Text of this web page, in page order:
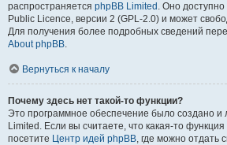
распространяется phpBB Limited . Оно доступно
Public Licence, версии 2 (GPL-2.0) и может
Для получения более подробных сведений
About phpBB.
Вернуться к началу
Почему здесь нет такой-то функции?
Это программное обеспечение было создано и
Limited. Если вы считаете, что какая-то
посетите Центр идей phpBB, где можно отдать